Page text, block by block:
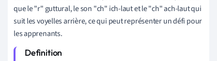
que le "r" guttural, le son "ch" ich-laut et le "ch" ach-laut qui
suit les voyelles arrière, ce qui peut représenter un défi pour
les apprenants.